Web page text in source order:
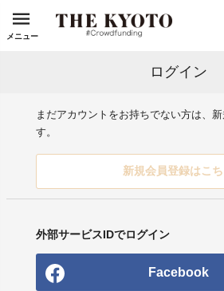
メニュー
ログイン
まだアカウントをお持ちでない方は、
す。
新規会員登録はこち
外部サービスIDでログイン
Facebook